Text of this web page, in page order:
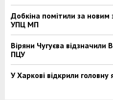
Добкіна помітили за
УПЦ МП
Віряни Чугуєва відзначили
ПЦУ
У Харкові відкрили